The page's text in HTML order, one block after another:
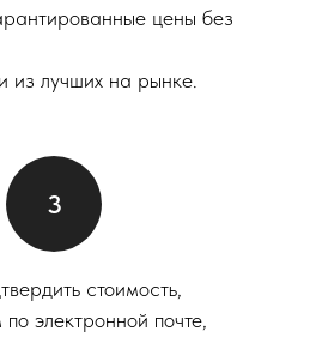
цены без
лучших на рынке.
стоимость,
электронной почте,